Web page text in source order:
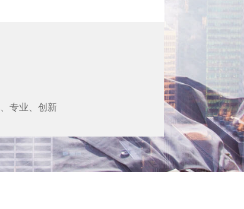
专业、创新